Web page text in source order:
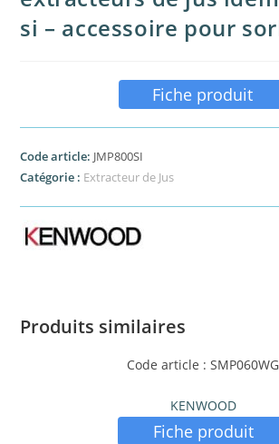
si – accessoire pour
Fiche produit
Code article: JMP800SI
Catégorie : Extracteur de Jus
Produits similaires
Code article : SMP060WG
KENWOOD
Fiche produit